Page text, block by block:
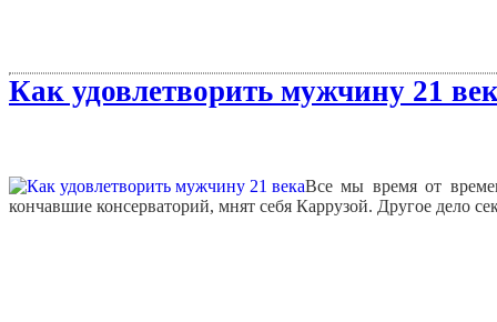
Как удовлетворить мужчину 21
Все мы время от
кончавшие консерваторий, мнят себя Каррузой. Другое дело